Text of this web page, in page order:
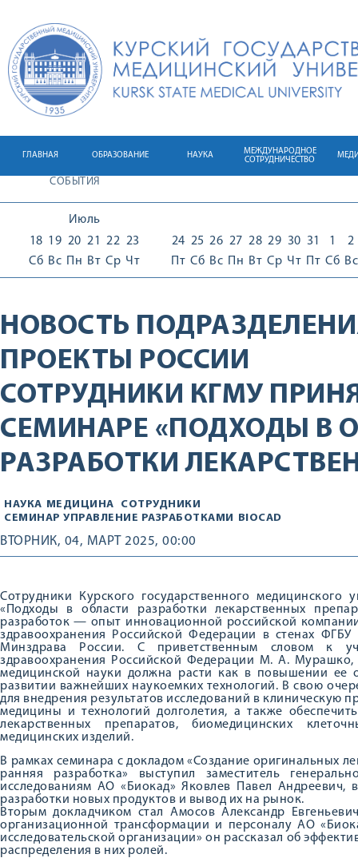
ГЛАВНАЯ ОБРАЗОВАНИЕ НАУКА
МЕЖДУНАРОДНОЕ
СОТРУДНИЧЕСТВО
СОБЫТИЯ
Июль
18
Сб
19
Вс
20
Пн
21
Вт
22
Ср
23
Чт
24
Пт
25
Сб
26
Вс
27
Пн
28
Вт
29
Ср
30
Чт
31
Пт
1
Сб
2
Вс
НОВОСТЬ
ПРОЕКТЫ РОССИИ
СОТРУДНИКИ КГМУ
СЕМИНАРЕ «ПОДХОДЫ В
РАЗРАБОТКИ
НАУКА МЕДИЦИНА
СОТРУДНИКИ
СЕМИНАР УПРАВЛЕНИЕ РАЗРАБОТКАМИ BIOCAD
ВТОРНИК, 04, МАРТ 2025, 00:00
Сотрудники Курского государственного медицинского
«Подходы в области разработки лекарственных
разработок — опыт инновационной российской
здравоохранения Российской Федерации в стенах
Минздрава России. С приветственным словом к
здравоохранения Российской Федерации М. А. Мурашко,
медицинской науки должна расти как в повышении ее
развитии важнейших наукоемких технологий. В свою
для внедрения результатов исследований в клиническую
медицины и технологий долголетия, а также
лекарственных препаратов, биомедицинских
медицинских изделий.
В рамках семинара с докладом «Создание оригинальных
ранняя разработка» выступил заместитель
исследованиям АО «Биокад» Яковлев Павел
разработки новых продуктов и вывод их на рынок.
Вторым докладчиком стал Амосов Александр
организационной трансформации и персоналу АО
исследовательской организации» он рассказал об
распределения в них ролей.